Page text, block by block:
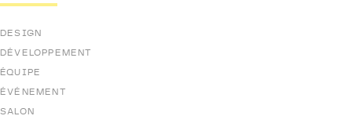
DESIGN
DÉVELOPPEMENT
ÉQUIPE
ÉVÉNEMENT
SALON